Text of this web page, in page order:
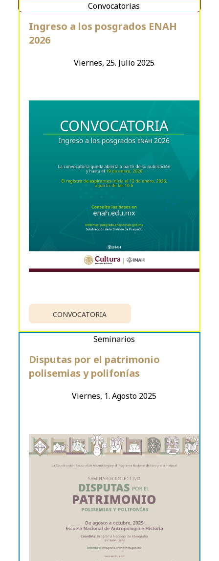
CONVOCATORIA
Viernes, 25. Julio 2025
Ingreso a los posgrados ENAH
2026
Convocatorias
Viernes, 1. Agosto 2025
Disputas por el patrimonio
polisemias y polifonías
Seminarios